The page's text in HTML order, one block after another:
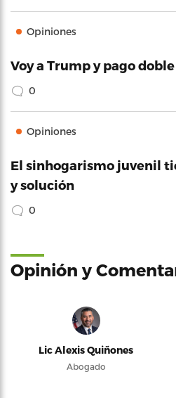
Opiniones
Voy a Trump y pago doble
0
Opiniones
El sinhogarismo juvenil
y solución
0
Opinión y
Lic Alexis Quiñones
Abogado